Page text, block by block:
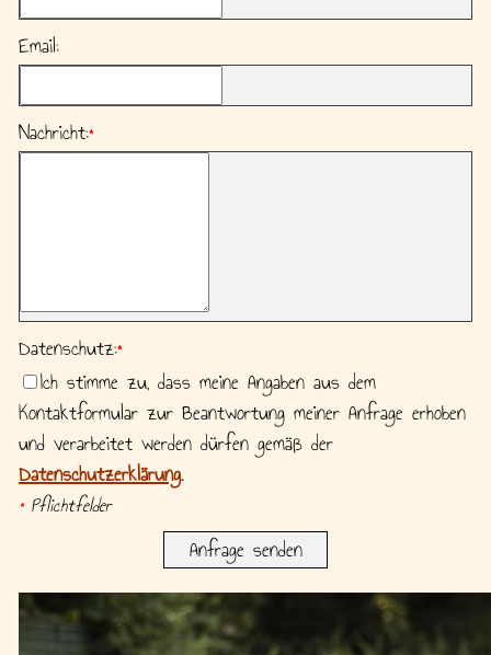
Email:
Nachricht:*
Datenschutz:*
Ich stimme zu, dass meine Angaben aus dem
Kontaktformular zur Beantwortung meiner Anfrage erhoben
und verarbeitet werden dürfen gemäß der
Datenschutzerklärung.
*Pflichtfelder
Anfrage senden